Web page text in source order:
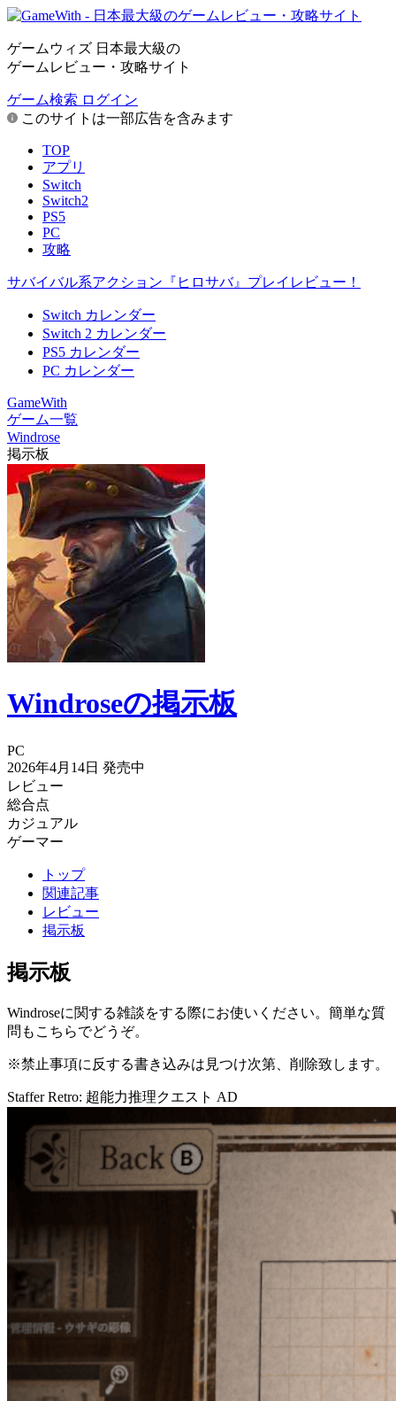
ゲームウィズ 日本最大級の
ゲームレビュー・攻略サイト
ゲーム検索 ログイン
このサイトは一部広告を含みます
TOP
アプリ
Switch
Switch2
PS5
PC
攻略
サバイバル系アクション『ヒロサバ』プレイレビュー！
Switch カレンダー
Switch 2 カレンダー
PS5 カレンダー
PC カレンダー
GameWith
ゲーム一覧
Windrose
掲示板
Windroseの掲示板
PC
2026年4月14日 発売中
レビュー
総合点
カジュアル
ゲーマー
トップ
関連記事
レビュー
掲示板
掲示板
Windroseに関する雑談をする際にお使いください。簡単な質
問もこちらでどうぞ。
※禁止事項に反する書き込みは見つけ次第、削除致します。
Staffer Retro: 超能力推理クエスト AD